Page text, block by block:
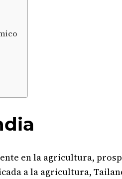
en la agricultura,
a la agricultura,